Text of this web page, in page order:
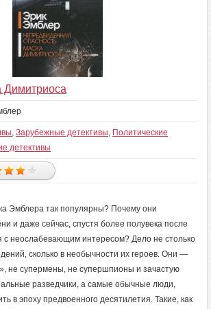
Димитриоса
, Зарубежные детективы, Политические
детективы
Эмблера так популярны? Почему они
и даже сейчас, спустя более полувека после
с неослабевающим интересом? Дело не столько
сколько в необычности их героев. Они —
не супермены, не супершпионы и зачастую
разведчики, а самые обычные люди,
в эпоху предвоенного десятилетия. Такие, как